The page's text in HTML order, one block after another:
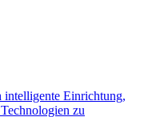
intelligente Einrichtung,
zu